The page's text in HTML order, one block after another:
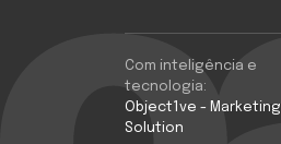
Com inteligência e
tecnologia:
Object1ve - Marketing
Solution